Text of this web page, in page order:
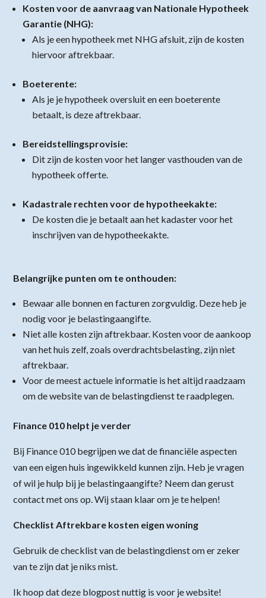
Kosten voor de aanvraag van Nationale Hypotheek
Garantie (NHG):
Als je een hypotheek met NHG afsluit, zijn de kosten
hiervoor aftrekbaar.
Boeterente:
Als je je hypotheek oversluit en een boeterente
betaalt, is deze aftrekbaar.
Bereidstellingsprovisie:
Dit zijn de kosten voor het langer vasthouden van de
hypotheek offerte.
Kadastrale rechten voor de hypotheekakte:
De kosten die je betaalt aan het kadaster voor het
inschrijven van de hypotheekakte.
Belangrijke punten om te onthouden:
Bewaar alle bonnen en facturen zorgvuldig. Deze heb je
nodig voor je belastingaangifte.
Niet alle kosten zijn aftrekbaar. Kosten voor de aankoop
van het huis zelf, zoals overdrachtsbelasting, zijn niet
aftrekbaar.
Voor de meest actuele informatie is het altijd raadzaam
om de website van de belastingdienst te raadplegen.
Finance 010 helpt je verder
Bij Finance 010 begrijpen we dat de financiële aspecten
van een eigen huis ingewikkeld kunnen zijn. Heb je vragen
of wil je hulp bij je belastingaangifte? Neem dan gerust
contact met ons op. Wij staan klaar om je te helpen!
Checklist Aftrekbare kosten eigen woning
Gebruik de checklist van de belastingdienst om er zeker
van te zijn dat je niks mist.
Ik hoop dat deze blogpost nuttig is voor je website!